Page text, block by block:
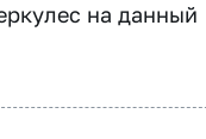
на данный